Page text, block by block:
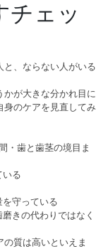
チェッ
と、ならない人がいる
かが大きな分かれ目に
身のケアを見直してみ
・歯と歯茎の境目ま
いる
守っている
きの代わりではなく
質は高いといえま